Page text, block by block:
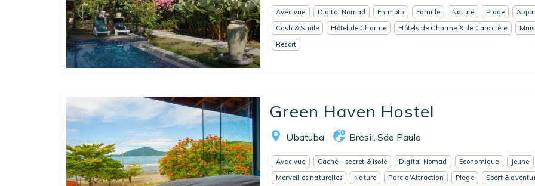
Avec vue Digital Nomad En moto Famille Nature Plage
Cash & Smile
Hôtel de Charme Hôtels de Charme & de Caractère
Resort
Green Haven Hostel
Ubatuba Brésil São Paulo
Avec vue Caché - secret & Isolé Digital Nomad Economique
Jeune
Merveilles naturelles
Nature Parc d'Attraction Plage
Sport &